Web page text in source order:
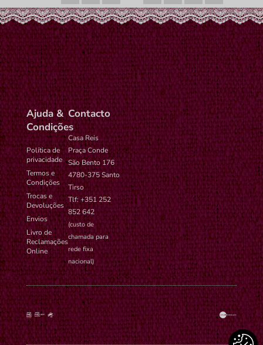
Ajuda &
Condições
Política de
privacidade
Termos e
Condições
Trocas e
Devoluções
Envios
Livro de
Reclamações
Online
Contacto
Casa Reis
Praça Conde
São Bento 176
4780-375 Santo
Tirso
Tlf: +351 252
852 642
(custo de
chamada para
rede fixa
nacional)